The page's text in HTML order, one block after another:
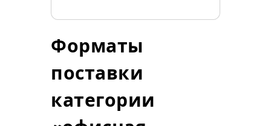
Форматы
поставки
категории